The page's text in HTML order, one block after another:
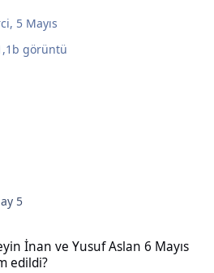
, 5 Mayıs
görüntü
5
İnan ve Yusuf Aslan 6 Mayıs
edildi?